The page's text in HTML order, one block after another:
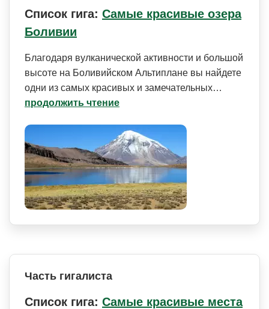
Список гига: Самые красивые озера
Боливии
Благодаря вулканической активности и большой
высоте на Боливийском Альтиплане вы найдете
одни из самых красивых и замечательных…
продолжить чтение
Часть гигалиста
Список гига: Самые красивые места